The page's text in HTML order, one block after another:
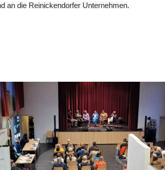
an die Reinickendorfer Unternehmen.